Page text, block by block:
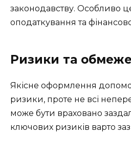
законодавству. Особливо
оподаткування та
Ризики та
Якісне оформлення
ризики, проте не всі
може бути враховано
ключових ризиків варто